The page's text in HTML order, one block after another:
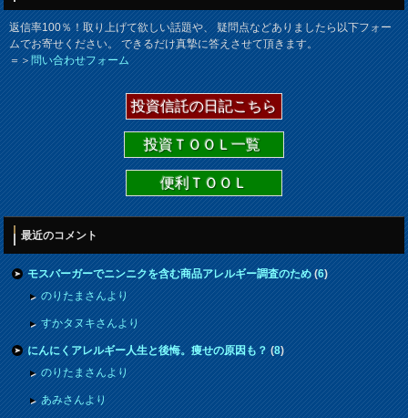
返信率100％！取り上げて欲しい話題や、 疑問点などありましたら以下フォー
ムでお寄せください。 できるだけ真摯に答えさせて頂きます。
＝＞問い合わせフォーム
投資信託の日記こちら
投資ＴＯＯＬ一覧
便利ＴＯＯＬ
最近のコメント
モスバーガーでニンニクを含む商品アレルギー調査のため(6)
のりたまさんより
すかタヌキさんより
にんにくアレルギー人生と後悔。痩せの原因も？(8)
のりたまさんより
あみさんより